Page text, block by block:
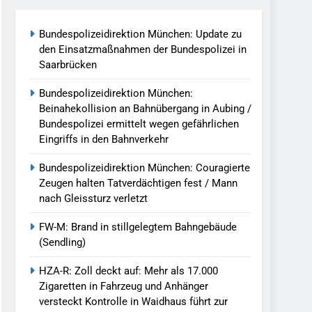
Kontrolle In Waidhaus Führt
Bundespolizei Stellt Auto
Weist Beschuldigten
August 2026
Am Bahnhof Dachau
Bundespolizeidirektion München: Update zu
den Einsatzmaßnahmen der Bundespolizei in
Saarbrücken
Bundespolizeidirektion München:
Beinahekollision an Bahnübergang in Aubing /
Bundespolizei ermittelt wegen gefährlichen
Eingriffs in den Bahnverkehr
Bundespolizeidirektion München: Couragierte
Zeugen halten Tatverdächtigen fest / Mann
nach Gleissturz verletzt
FW-M: Brand in stillgelegtem Bahngebäude
(Sendling)
HZA-R: Zoll deckt auf: Mehr als 17.000
Zigaretten in Fahrzeug und Anhänger
versteckt Kontrolle in Waidhaus führt zur